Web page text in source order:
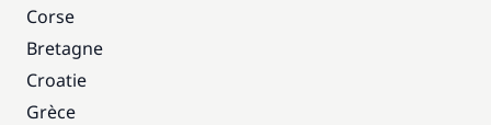
Corse
Bretagne
Croatie
Grèce